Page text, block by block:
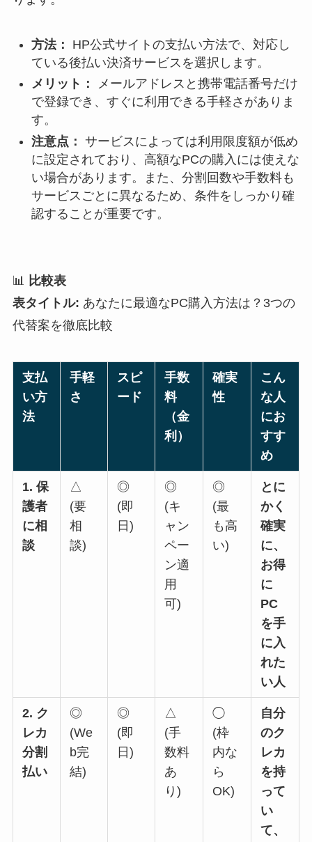
方法：
HP公式サイトの支払い方法で、対応し
ている後払い決済サービスを選択します。
メリット：
メールアドレスと携帯電話番号だけ
で登録でき、すぐに利用できる手軽さがありま
す。
注意点： サービスによっては利用限度額が低め
に設定されており、高額なPCの購入には使えな
い場合があります。また、分割回数や手数料も
サービスごとに異なるため、条件をしっかり確
認することが重要です。
📊 比較表
表タイトル: あなたに最適なPC購入方法は？3つの
代替案を徹底比較
支払
い方
法
手軽
さ
スピ
ード
手数
料
（金
利）
確実
性
こん
な人
にお
すす
め
1. 保
護者
に相
談
△
(要
相
談)
◎
(即
日)
◎
(キ
ャン
ペー
ン適
用
可)
◎
(最
も高
い)
とに
かく
確実
に、
お得
に
PC
を手
に入
れた
い人
2. ク
レカ
分割
払い
◎
(We
b完
結)
◎
(即
日)
△
(手
数料
あ
り)
◯
(枠
内な
ら
OK)
自分
のク
レカ
を持
って
い
て、